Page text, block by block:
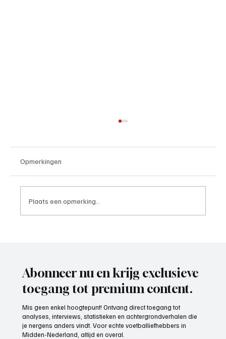
Opmerkingen
Plaats een opmerking...
Abonneer nu en krijg exclusieve
toegang tot premium content.
Mis geen enkel hoogtepunt! Ontvang direct toegang tot
analyses, interviews, statistieken en achtergrondverhalen die
je nergens anders vindt. Voor echte voetballiefhebbers in
Midden-Nederland, altijd en overal.